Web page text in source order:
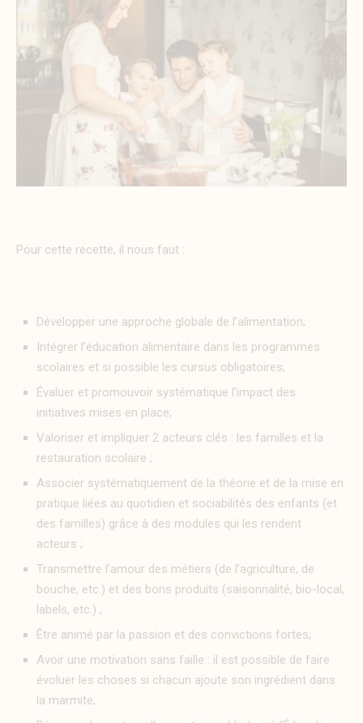
Pour cette recette, il nous faut :
Développer une approche globale de l’alimentation;
Intégrer l’éducation alimentaire dans les programmes
scolaires et si possible les cursus obligatoires;
Évaluer et promouvoir systématique l’impact des
initiatives mises en place;
Valoriser et impliquer 2 acteurs clés : les familles et la
restauration scolaire ;
Associer systématiquement de la théorie et de la mise en
pratique liées au quotidien et sociabilités des enfants (et
des familles) grâce à des modules qui les rendent
acteurs ;
Transmettre l’amour des métiers (de l’agriculture, de
bouche, etc.) et des bons produits (saisonnalité, bio-local,
labels, etc.) ;
Être animé par la passion et des convictions fortes;
Avoir une motivation sans faille : il est possible de faire
évoluer les choses si chacun ajoute son ingrédient dans
la marmite;